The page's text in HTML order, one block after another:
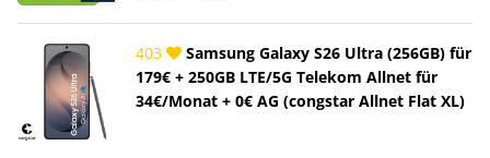
403
Samsung Galaxy S26 Ultra (256GB) für
179€ + 250GB LTE/5G Telekom Allnet für
34€/Monat + 0€ AG (congstar Allnet Flat XL)